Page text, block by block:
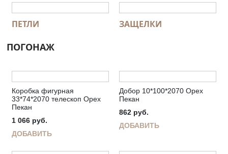
ПЕТЛИ ЗАЩЕЛКИ
ПОГОНАЖ
Коробка фигурная
33*74*2070 телескоп Орех
Пекан
1 066 руб.
ДОБАВИТЬ
Добор 10*100*2070 Орех
Пекан
862 руб.
ДОБАВИТЬ